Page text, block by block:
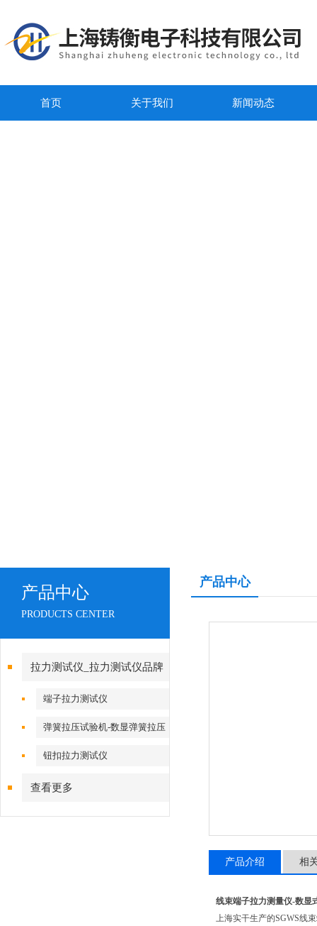
首页 关于我们 新闻动态
产品中心
PRODUCTS CENTER
拉力测试仪_拉力测试仪品牌
端子拉力测试仪
弹簧拉压试验机-数显弹簧拉压
试验机
钮扣拉力测试仪
查看更多
产品中心
产品介绍 相
线束端子拉力测量仪-数显
上海实干生产的SGWS线